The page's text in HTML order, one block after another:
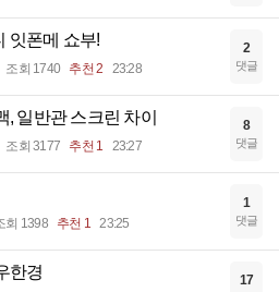
잇폰메 쇼부!
조회 1740 추천 2 23:28
2
댓글
, 일반관 스크린 차이
조회 3177 추천 1 23:27
8
댓글
회 1398 추천 1 23:25
1
댓글
한경 17